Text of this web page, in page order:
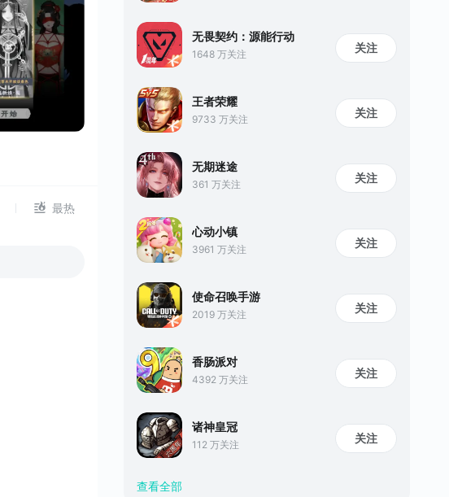
最热
无畏契约：源能行动
1648 万关注 关注
王者荣耀
9733 万关注 关注
无期迷途
361 万关注 关注
心动小镇
3961 万关注 关注
使命召唤手游
2019 万关注 关注
香肠派对
4392 万关注 关注
诸神皇冠
112 万关注 关注
查看全部